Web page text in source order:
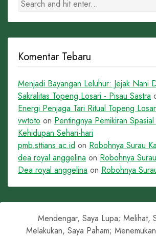
Komentar Tebaru
Menjadi Bayangan Leluhur: Jejak Nani
Sakralitas Topeng Losari - Pisau Sastra
Energi Penjaga Tari Ritual Topeng
vwtoto on Pentingnya Pemikiran
Kehidupan Sehari-hari
pmb.sttians.ac.id on Robohnya Surau
dea royal anggelina on Robohnya
Dea royal anggelina on Robohnya
Mendengar, Saya Lupa; Melihat,
Melakukan, Saya Paham;